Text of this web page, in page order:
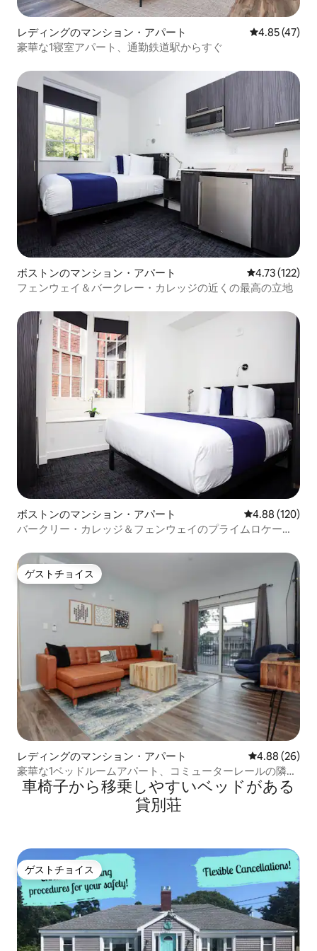
レディングのマンション・アパート レビュー47
4.85 (47)
豪華な1寝室アパート、通勤鉄道駅からすぐ
ボストンのマンション・アパート レビュー122
4.73 (122)
フェンウェイ＆バークレー・カレッジの近くの最高の立地
ボストンのマンション・アパート レビュー120
4.88 (120)
バークリー・カレッジ＆フェンウェイのプライムロケーシ
ゲストチョイス
ゲストチョイス
レディングのマンション・アパート レビュー26
4.88 (26)
豪華な1ベッドルームアパート、コミューターレールの隣
#2009
車椅子から移乗しやすいベッドがある
貸別荘
ゲストチョイス
ゲストチョイス